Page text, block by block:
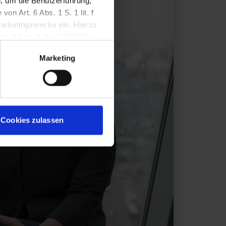
von Art. 6 Abs. 1 S. 1 lit. f
ein. Hierzu
mit Wirkung für die
Marketing
Cookies zulassen